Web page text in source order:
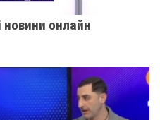
новини онлайн